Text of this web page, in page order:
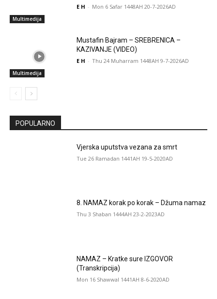
Multimedija
E H - Mon 6 Safar 1448AH 20-7-2026AD
Multimedija
Mustafin Bajram – SREBRENICA –
KAZIVANJE (VIDEO)
E H - Thu 24 Muharram 1448AH 9-7-2026AD
POPULARNO
Vjerska uputstva vezana za smrt
Tue 26 Ramadan 1441AH 19-5-2020AD
8. NAMAZ korak po korak – Džuma namaz
Thu 3 Shaban 1444AH 23-2-2023AD
NAMAZ – Kratke sure IZGOVOR
(Transkripcija)
Mon 16 Shawwal 1441AH 8-6-2020AD